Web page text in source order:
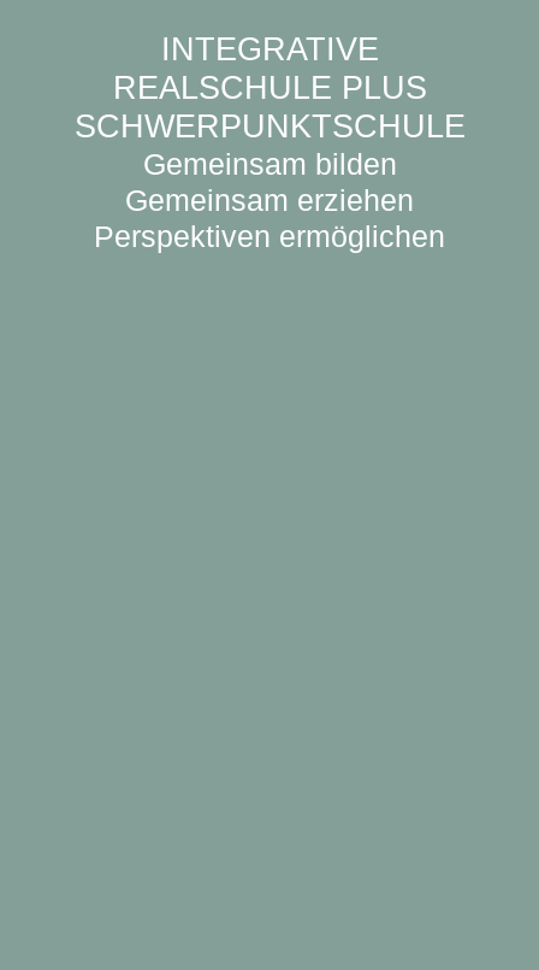
INTEGRATIVE
REALSCHULE PLUS
SCHWERPUNKTSCHULE
Gemeinsam bilden
Gemeinsam erziehen
Perspektiven ermöglichen